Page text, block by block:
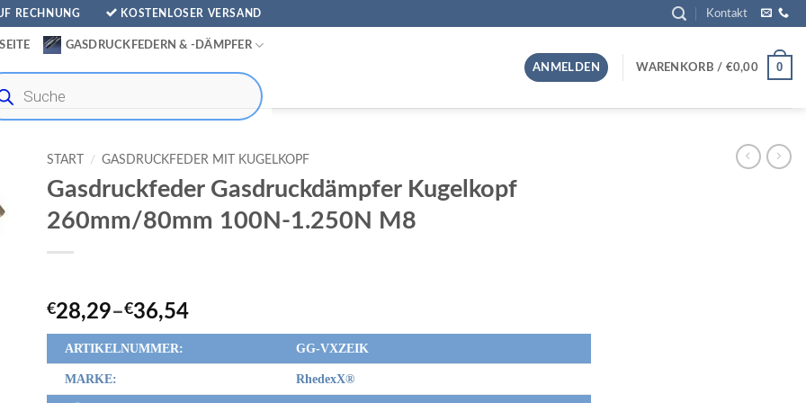
RECHNUNG KOSTENLOSER VERSAND Kontakt
GASDRUCKFEDERN & -DÄMPFER
ANMELDEN WARENKORB / €0,00 0
START / GASDRUCKFEDER MIT KUGELKOPF
Gasdruckfeder Gasdruckdämpfer Kugelkopf
260mm/80mm 100N-1.250N M8
€28,29–€36,54
ARTIKELNUMMER: GG-VXZEIK
MARKE: RhedexX®